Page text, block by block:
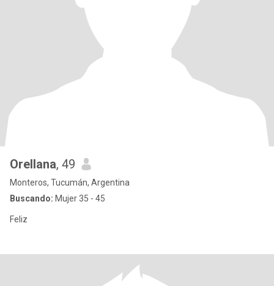
Orellana, 49
Monteros, Tucumán, Argentina
Buscando: Mujer 35 - 45
Feliz